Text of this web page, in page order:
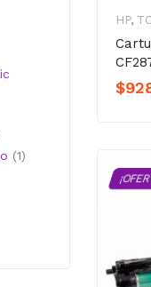
HP,
$
11